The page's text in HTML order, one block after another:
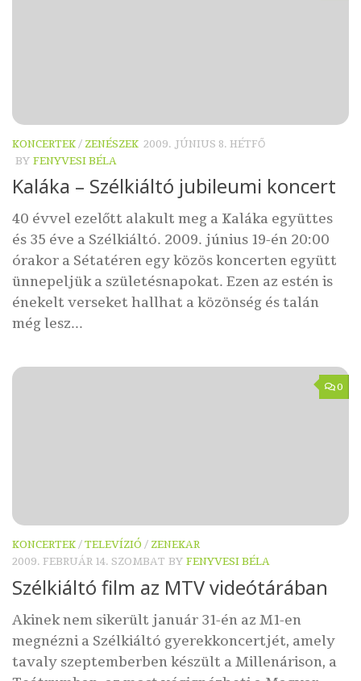
KONCERTEK/ ZENÉSZEK 2009. JÚNIUS 8. HÉTFŐ
BY FENYVESI BÉLA
Kaláka – Szélkiáltó jubileumi koncert
40 évvel ezelőtt alakult meg a Kaláka együttes
és 35 éve a Szélkiáltó. 2009. június 19-én 20:00
órakor a Sétatéren egy közös koncerten együtt
ünnepeljük a születésnapokat. Ezen az estén is
énekelt verseket hallhat a közönség és talán
még lesz...
0
KONCERTEK/TELEVÍZIÓ / ZENEKAR
2009. FEBRUÁR 14. SZOMBAT BY FENYVESI BÉLA
Szélkiáltó film az MTV videótárában
Akinek nem sikerült január 31-én az M1-en
megnézni a Szélkiáltó gyerekkoncertjét, amely
tavaly szeptemberben készült a Millenárison, a